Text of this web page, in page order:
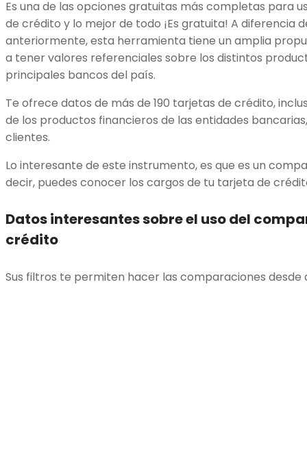
Es una de las opciones gratuitas más completas para
de crédito y lo mejor de todo ¡Es gratuita! A diferencia
anteriormente, esta herramienta tiene un amplia
a tener valores referenciales sobre los distintos
principales bancos del país.
Te ofrece datos de más de 190 tarjetas de crédito,
de los productos financieros de las entidades
clientes.
Lo interesante de este instrumento, es que es un
decir, puedes conocer los cargos de tu tarjeta de
Datos interesantes sobre el uso del
crédito
Sus filtros te permiten hacer las comparaciones